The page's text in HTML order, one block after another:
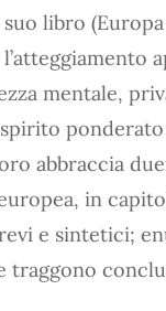
libro
mentale,
ponderato
abbraccia
in
e sintetici;
traggono